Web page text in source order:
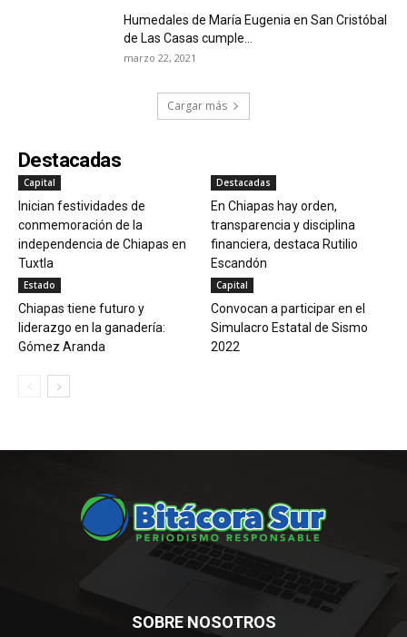
Humedales de María Eugenia en San Cristóbal
de Las Casas cumple...
marzo 22, 2021
Cargar más
Destacadas
Capital
Inician festividades de
conmemoración de la
independencia de Chiapas en
Tuxtla
Destacadas
En Chiapas hay orden,
transparencia y disciplina
financiera, destaca Rutilio
Escandón
Estado
Chiapas tiene futuro y
liderazgo en la ganadería:
Gómez Aranda
Capital
Convocan a participar en el
Simulacro Estatal de Sismo
2022
SOBRE NOSOTROS